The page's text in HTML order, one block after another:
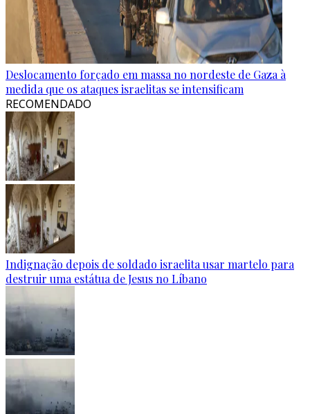
Deslocamento forçado em massa no nordeste de Gaza à
medida que os ataques israelitas se intensificam
RECOMENDADO
Indignação depois de soldado israelita usar martelo para
destruir uma estátua de Jesus no Líbano